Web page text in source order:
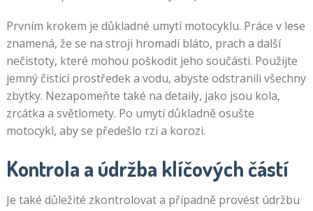
Prvním krokem je důkladné umytí motocyklu. Práce v lese
znamená, že se na stroji hromadí bláto, prach a další
nečistoty, které mohou poškodit jeho součásti. Použijte
jemný čisticí prostředek a vodu, abyste odstranili všechny
zbytky. Nezapomeňte také na detaily, jako jsou kola,
zrcátka a světlomety. Po umytí důkladně osušte
motocykl, aby se předešlo rzi a korozi.
Kontrola a údržba klíčových částí
Je také důležité zkontrolovat a případně provést údržbu